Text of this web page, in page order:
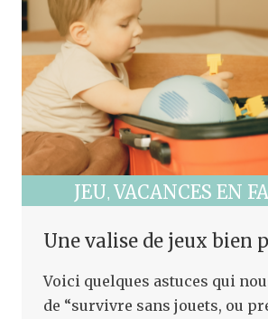
JEU, VACANCES EN
Une valise de jeux bien
Voici quelques astuces qui
de “survivre sans jouets, ou